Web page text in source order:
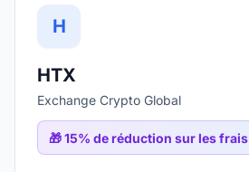
H
HTX
Exchange Crypto Global
🎁15% de réduction sur les frais